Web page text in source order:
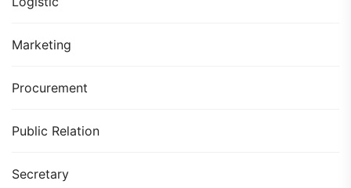
Marketing
Procurement
Public Relation
Secretary